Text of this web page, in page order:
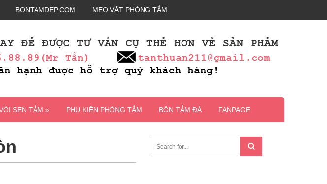
BONTAMDEP.COM MẸO VẶT PHÒNG TẮM
SEN TẮM » PHỤ KIỆN PHÒNG TẮM BỒN TẮM ĐÁ FANPAGE